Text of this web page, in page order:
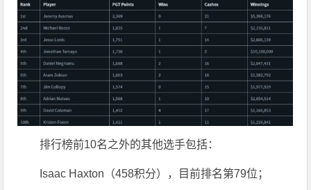
排行榜前10名之外的其他选手包括：
Isaac Haxton（458积分），目前排名第79位；